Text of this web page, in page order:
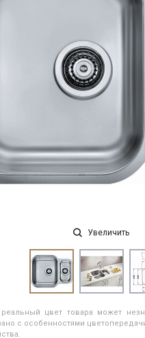
Увеличить
цвет товара может
с особенностями